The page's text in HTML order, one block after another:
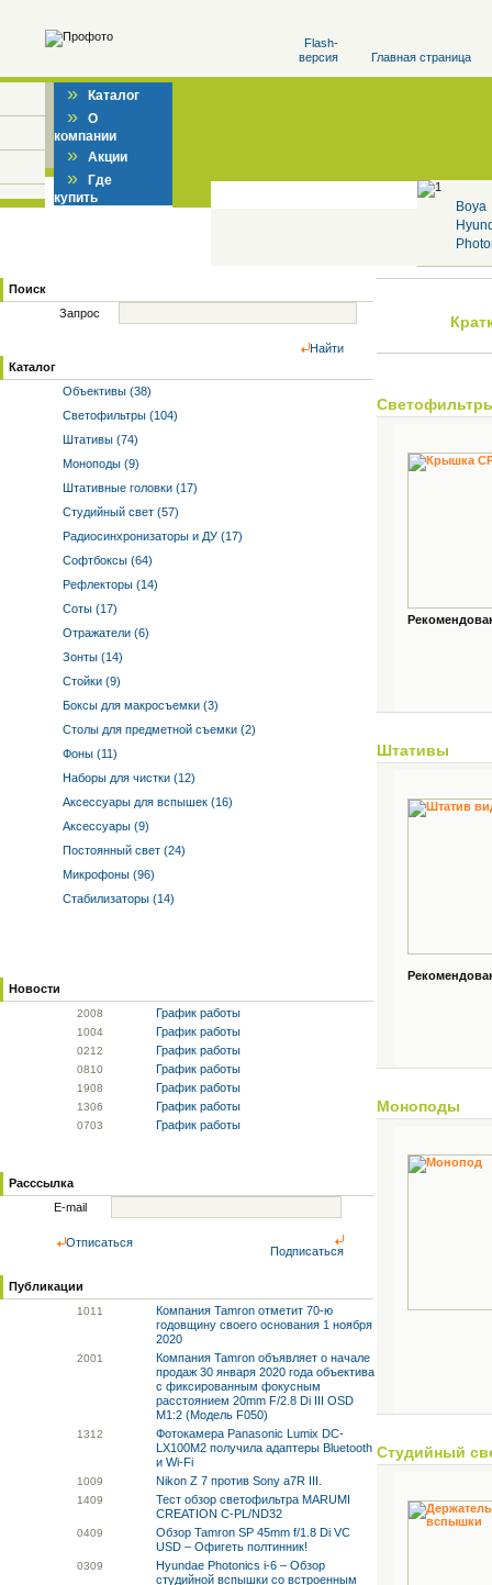
Flash-
версия
Главная страница
» Каталог
» О
компании
» Акции
» Где
купить
Boya
Поиск
Запрос
Найти
Каталог
Объективы (38)
Светофильтры (104)
Штативы (74)
Моноподы (9)
Штативные головки (17)
Студийный свет (57)
Радиосинхронизаторы и ДУ (17)
Софтбоксы (64)
Рефлекторы (14)
Соты (17)
Отражатели (6)
Зонты (14)
Стойки (9)
Боксы для макросъемки (3)
Столы для предметной съемки (2)
Фоны (11)
Наборы для чистки (12)
Аксессуары для вспышек (16)
Аксессуары (9)
Постоянный свет (24)
Микрофоны (96)
Стабилизаторы (14)
Новости
2008 График работы
1004 График работы
0212 График работы
0810 График работы
1908 График работы
1306 График работы
0703 График работы
Расссылка
E-mail
Отписаться
Подписаться
Публикации
1011
Компания Tamron отметит 70-ю
годовщину своего основания 1 ноября
2020
2001
Компания Tamron объявляет о начале
продаж 30 января 2020 года объектива
с фиксированным фокусным
расстоянием 20mm F/2.8 Di III OSD
M1:2 (Модель F050)
1312
Фотокамера Panasonic Lumix DC-
LX100M2 получила адаптеры Bluetooth
и Wi-Fi
1009 Nikon Z 7 против Sony a7R III.
1409
Тест обзор светофильтра MARUMI
CREATION C-PL/ND32
0409
Обзор Tamron SP 45mm f/1.8 Di VC
USD – Офигеть полтинник!
0309
Hyundae Photonics i-6 – Обзор
студийной вспышки со встроенным
Штативы
Моноподы
Студийный